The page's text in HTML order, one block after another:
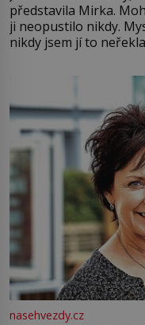
představila Mirka.
ji neopustilo nikdy.
nikdy jsem jí to
Jsme spolu moc rádi
nasehvezdy.cz